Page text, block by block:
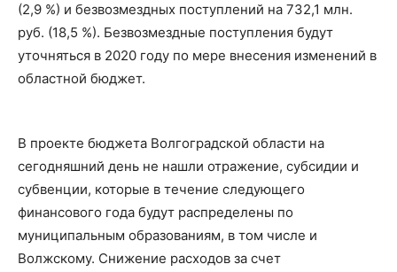
(2,9 %) и безвозмездных поступлений на 732,1 млн.
руб. (18,5 %). Безвозмездные поступления будут
уточняться в 2020 году по мере внесения изменений в
областной бюджет.
В проекте бюджета Волгоградской области на
сегодняшний день не нашли отражение, субсидии и
субвенции, которые в течение следующего
финансового года будут распределены по
муниципальным образованиям, в том числе и
Волжскому. Снижение расходов за счет